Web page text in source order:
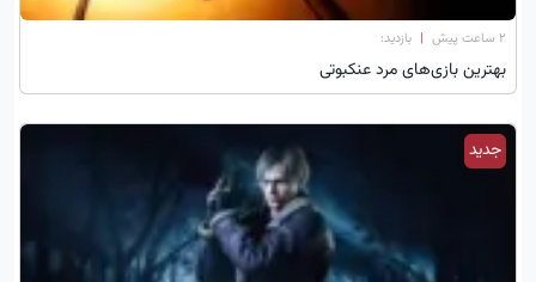
۲ ساعت پیش | بازدید:
بهترین بازی‌های مرد عنکبوتی
جدید